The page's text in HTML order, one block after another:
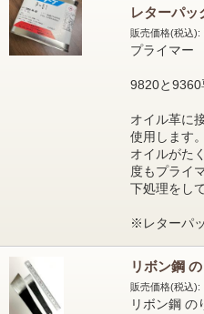
レターパッ
販売価格(税込):
プライマ
9820と9360
オイル革に
使用します。
オイルがた
度もプライ
下処理をし
※レターパ
リボン鋼
販売価格(税込):
リボン鋼 の